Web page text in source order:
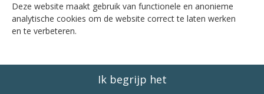
Deze website maakt gebruik van functionele en anonieme
analytische cookies om de website correct te laten werken
en te verbeteren.
Ik begrijp het
1771 JG Wieringerwerf
ZUSeF vormgeving |Ziber DS4